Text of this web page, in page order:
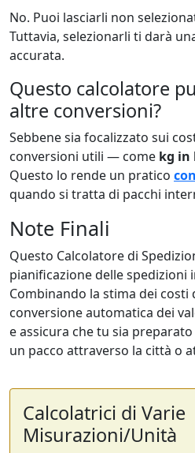
No. Puoi lasciarli non
Tuttavia, selezionarli ti darà
accurata.
Questo calcolatore
altre conversioni?
Sebbene sia focalizzato sui
conversioni utili — come kg in
Questo lo rende un pratico
quando si tratta di pacchi
Note Finali
Questo Calcolatore di
pianificazione delle spedizioni
Combinando la stima dei costi
conversione automatica dei
e assicura che tu sia
un pacco attraverso la città o
Calcolatrici di Varie
Misurazioni/Unità